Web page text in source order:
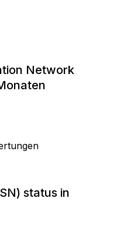
Network
status in